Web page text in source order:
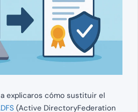
explicaros cómo sustituir el
(Active DirectoryFederation